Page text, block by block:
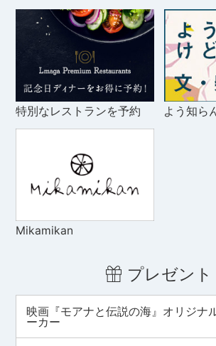
特別なレストランを予約 よう知ら
Mikamikan
プレゼント
映画『モアナと伝説の海』オリジナ
ーカー